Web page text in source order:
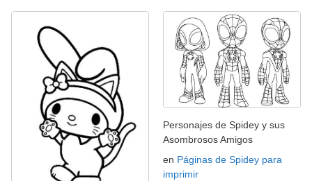
Personajes de Spidey y sus
Asombrosos Amigos
en Páginas de Spidey para
imprimir